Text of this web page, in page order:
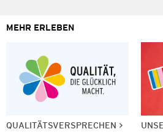
MEHR ERLEBEN
QUALITÄTSVERSPRECHEN